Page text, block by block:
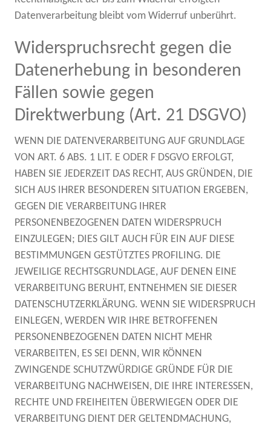
Datenverarbeitung bleibt vom Widerruf unberührt.
Widerspruchsrecht gegen die
Datenerhebung in besonderen
Fällen sowie gegen
Direktwerbung (Art. 21 DSGVO)
WENN DIE DATENVERARBEITUNG AUF GRUNDLAGE
VON ART. 6 ABS. 1 LIT. E ODER F DSGVO ERFOLGT,
HABEN SIE JEDERZEIT DAS RECHT, AUS GRÜNDEN, DIE
SICH AUS IHRER BESONDEREN SITUATION ERGEBEN,
GEGEN DIE VERARBEITUNG IHRER
PERSONENBEZOGENEN DATEN WIDERSPRUCH
EINZULEGEN; DIES GILT AUCH FÜR EIN AUF DIESE
BESTIMMUNGEN GESTÜTZTES PROFILING. DIE
JEWEILIGE RECHTSGRUNDLAGE, AUF DENEN EINE
VERARBEITUNG BERUHT, ENTNEHMEN SIE DIESER
DATENSCHUTZERKLÄRUNG. WENN SIE WIDERSPRUCH
EINLEGEN, WERDEN WIR IHRE BETROFFENEN
PERSONENBEZOGENEN DATEN NICHT MEHR
VERARBEITEN, ES SEI DENN, WIR KÖNNEN
ZWINGENDE SCHUTZWÜRDIGE GRÜNDE FÜR DIE
VERARBEITUNG NACHWEISEN, DIE IHRE INTERESSEN,
RECHTE UND FREIHEITEN ÜBERWIEGEN ODER DIE
VERARBEITUNG DIENT DER GELTENDMACHUNG,